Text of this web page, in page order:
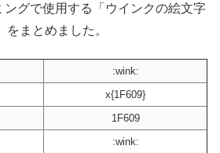
グで使用する「ウインクの絵文字
まとめました。
:wink:
x{1F609}
1F609
:wink: